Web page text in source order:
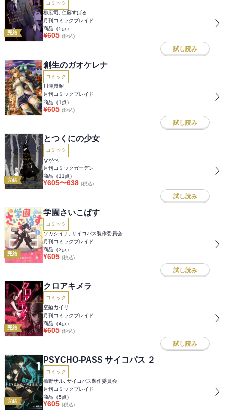
完結
コミック
柳広司, 仁藤すばる
月刊コミックブレイド
商品（5点）
¥605 (税込)
試し読み
創生のガオケレナ
コミック
川津典昭
月刊コミックブレイド
商品（1 点）
¥605 (税込)
試し読み
完結
とつくにの少女
コミック
ながべ
月刊コミックガーデン
商品（11 点）
¥605〜638 (税込)
試し読み
完結
学園さいこぱす
コミック
ソガシイナ, サイコパス製作委員会
月刊コミックブレイド
商品（3点）
¥605 (税込)
試し読み
完結
クロアキメラ
コミック
空廼カイリ
月刊コミックブレイド
商品（4点）
¥605 (税込)
試し読み
完結
PSYCHO-PASS サイコパス ２
コミック
橋野サル, サイコパス製作委員会
月刊コミックブレイド
商品（5点）
¥605 (税込)